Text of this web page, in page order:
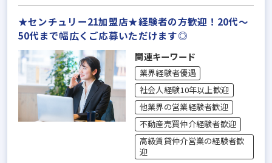
★センチュリー21加盟店★経験者の方歓迎！20代〜
50代まで幅広くご応募いただけます◎
関連キーワード
業界経験者優遇
社会人経験10年以上歓迎
他業界の営業経験者歓迎
不動産売買仲介経験者歓迎
高級賃貸仲介営業の経験者歓
迎